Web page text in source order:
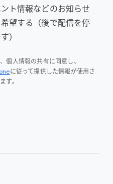
ト情報などのお知らせ
望する（後で配信を停
）
個人情報の共有に同意し、
に従って提供した情報が使用さ
す。